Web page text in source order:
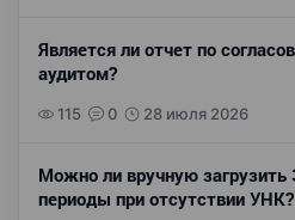
Является ли отчет по
аудитом?
115 0 28 июля 2026
Можно ли вручную
периоды при отсутствии УНК?